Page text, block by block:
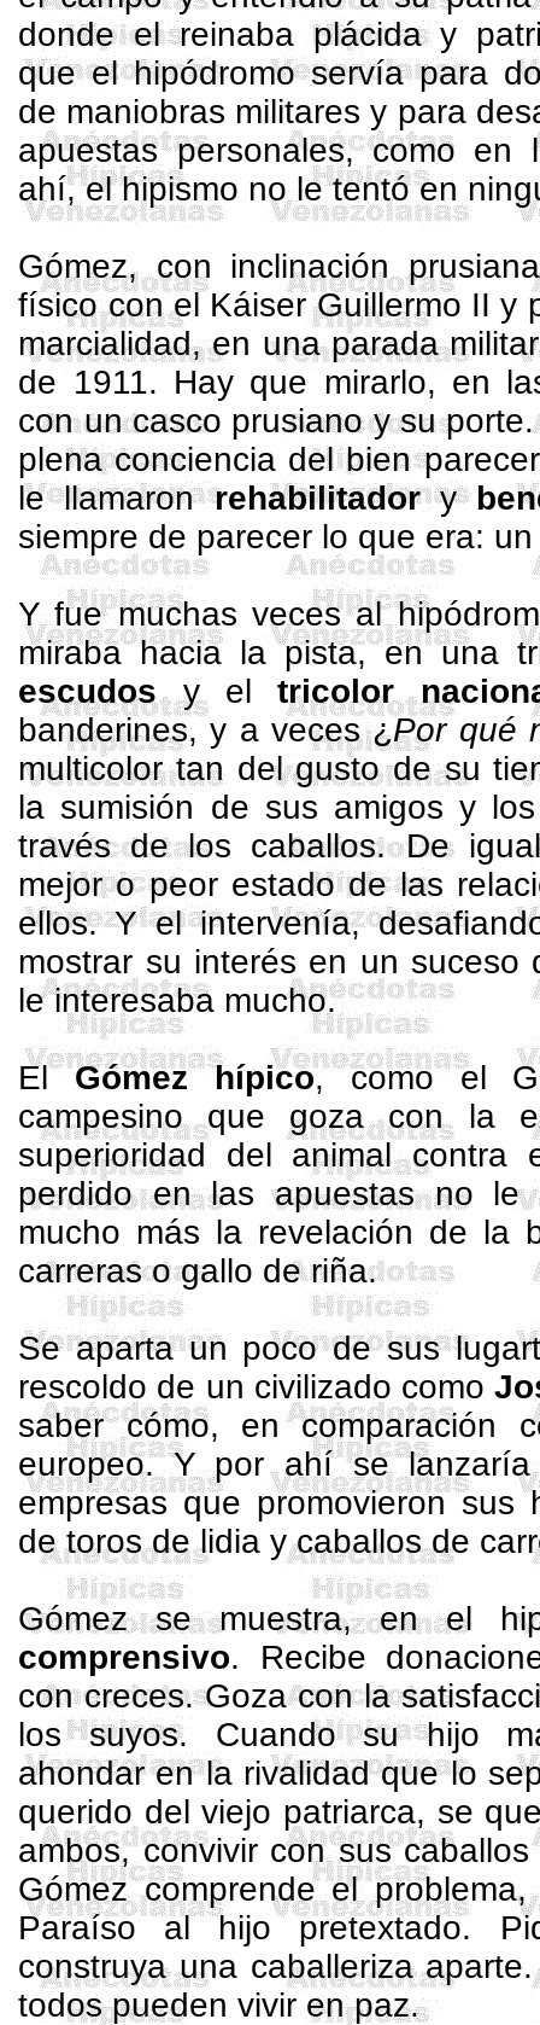
donde el reinaba plácida y
que el hipódromo servía para
de maniobras militares y para
apuestas personales, como en
ahí, el hipismo no le tentó en
Gómez, con inclinación
físico con el Káiser Guillermo II y
marcialidad, en una parada
de 1911. Hay que mirarlo, en
con un casco prusiano y su
plena conciencia del bien
le llamaronrehabilitadory
siempre de parecer lo que era:
Y fue muchas veces al
miraba hacia la pista, en una
escudosy eltricolor
banderines, y a veces ¿Por qué
multicolor tan del gusto de su
la sumisión de sus amigos y
través de los caballos. De
mejor o peor estado de las
ellos. Y el intervenía,
mostrar su interés en un suceso
le interesaba mucho.
ElGómez hípico, como el
campesino que goza con la
superioridad del animal
perdido en las apuestas no le
mucho más la revelación de la
carreras o gallo de riña.
Se aparta un poco de sus
rescoldo de un civilizado como
saber cómo, en comparación
europeo. Y por ahí se
empresas que promovieron
de toros de lidia y caballos de
Gómez se muestra, en el
comprensivo. Recibe
con creces. Goza con la
los suyos. Cuando su hijo
ahondar en la rivalidad que lo
querido del viejo patriarca, se
ambos, convivir con sus
Gómez comprende el
Paraíso al hijo pretextado.
construya una caballeriza
todos pueden vivir en paz.